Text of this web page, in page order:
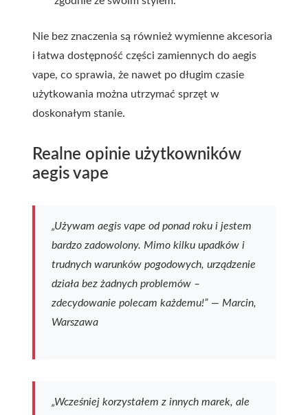
Nie bez znaczenia są również wymienne akcesoria
i łatwa dostępność części zamiennych do aegis
vape, co sprawia, że nawet po długim czasie
użytkowania można utrzymać sprzęt w
doskonałym stanie.
Realne opinie użytkowników
aegis vape
„Używam aegis vape od ponad roku i jestem
bardzo zadowolony. Mimo kilku upadków i
trudnych warunków pogodowych, urządzenie
działa bez żadnych problemów –
zdecydowanie polecam każdemu!” — Marcin,
Warszawa
„Wcześniej korzystałem z innych marek, ale